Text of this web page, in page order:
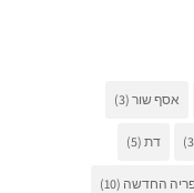
אסף שור(3)
דת(5)
החדשה (10)